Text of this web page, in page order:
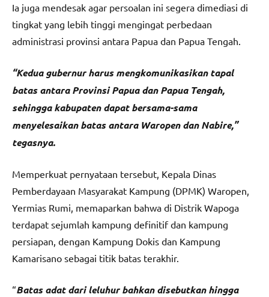
Ia juga mendesak agar persoalan ini segera dimediasi di
tingkat yang lebih tinggi mengingat perbedaan
administrasi provinsi antara Papua dan Papua Tengah.
“Kedua gubernur harus mengkomunikasikan tapal
batas antara Provinsi Papua dan Papua Tengah,
sehingga kabupaten dapat bersama-sama
menyelesaikan batas antara Waropen dan Nabire,”
tegasnya.
Memperkuat pernyataan tersebut, Kepala Dinas
Pemberdayaan Masyarakat Kampung (DPMK) Waropen,
Yermias Rumi, memaparkan bahwa di Distrik Wapoga
terdapat sejumlah kampung definitif dan kampung
persiapan, dengan Kampung Dokis dan Kampung
Kamarisano sebagai titik batas terakhir.
“Batas adat dari leluhur bahkan disebutkan hingga